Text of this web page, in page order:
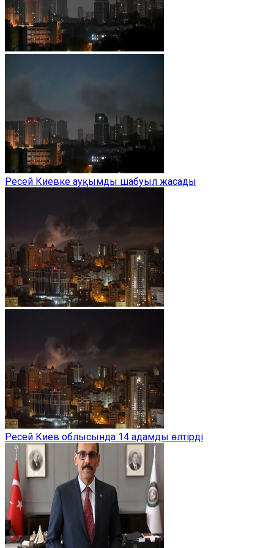
Ресей Киевке ауқымды шабуыл жасады
Ресей Киев облысында 14 адамды өлтірді